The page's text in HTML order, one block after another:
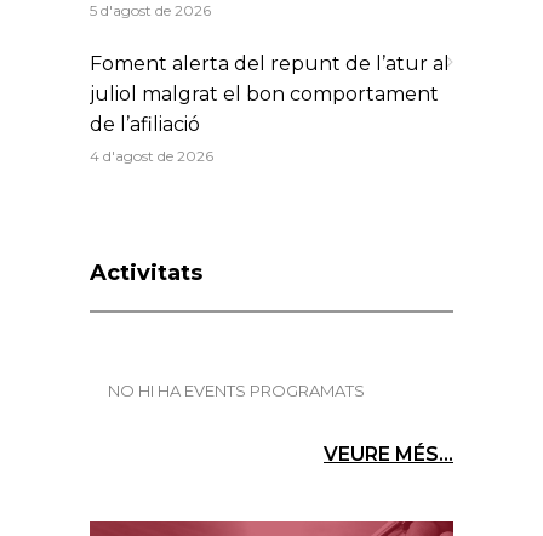
5 d'agost de 2026
Foment alerta del repunt de l’atur al
juliol malgrat el bon comportament
de l’afiliació
4 d'agost de 2026
Activitats
NO HI HA EVENTS PROGRAMATS
VEURE MÉS...